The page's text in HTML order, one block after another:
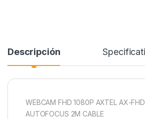
Descripción
WEBCAM FHD 1080P AXTEL AX-
AUTOFOCUS 2M CABLE